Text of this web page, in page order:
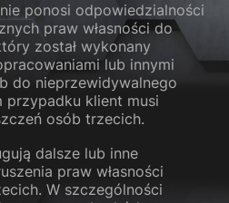
ponosi odpowiedzialności
praw własności do
został wykonany
lub innymi
do nieprzewidywalnego
przypadku klient musi
osób trzecich.
dalsze lub inne
praw własności
W szczególności